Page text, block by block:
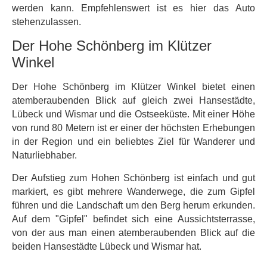
werden kann. Empfehlenswert ist es hier das Auto
stehenzulassen.
Der Hohe Schönberg im Klützer
Winkel
Der Hohe Schönberg im Klützer Winkel bietet einen
atemberaubenden Blick auf gleich zwei Hansestädte,
Lübeck und Wismar und die Ostseeküste. Mit einer Höhe
von rund 80 Metern ist er einer der höchsten Erhebungen
in der Region und ein beliebtes Ziel für Wanderer und
Naturliebhaber.
Der Aufstieg zum Hohen Schönberg ist einfach und gut
markiert, es gibt mehrere Wanderwege, die zum Gipfel
führen und die Landschaft um den Berg herum erkunden.
Auf dem "Gipfel" befindet sich eine Aussichtsterrasse,
von der aus man einen atemberaubenden Blick auf die
beiden Hansestädte Lübeck und Wismar hat.